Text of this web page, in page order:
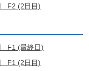
F2 (2日目)
F1 (最終日)
F1 (2日目)